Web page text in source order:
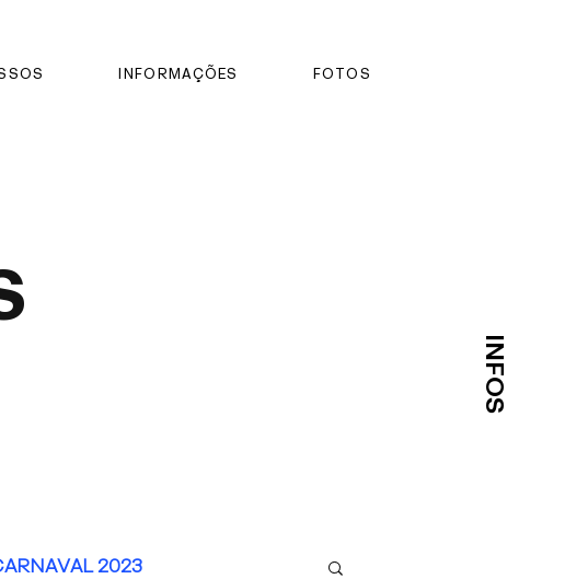
INFOS
INFORMAÇÕES FOTOS
2023